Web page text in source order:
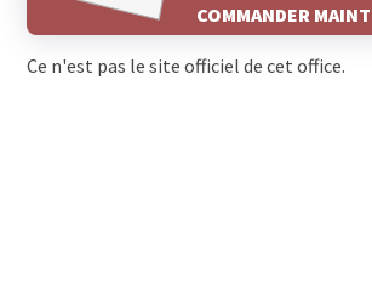
COMMANDER
Ce n'est pas le site officiel de cet office.